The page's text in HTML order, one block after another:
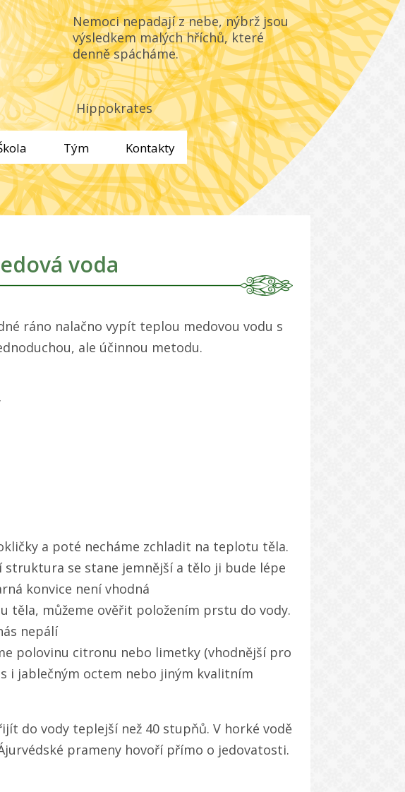
Nemoci nepadají z nebe, nýbrž jsou
výsledkem malých hříchů, které
denně spácháme.
Hippokrates
Tým Kontakty
voda
ráno nalačno vypít teplou medovou vodu s
ale účinnou metodu.
a poté necháme zchladit na teplotu těla.
struktura se stane jemnější a tělo ji bude lépe
konvice není vhodná
těla, můžeme ověřit položením prstu do vody.
nepálí
polovinu citronu nebo limetky (vhodnější pro
i jablečným octem nebo jiným kvalitním
do vody teplejší než 40 stupňů. V horké vodě
prameny hovoří přímo o jedovatosti.